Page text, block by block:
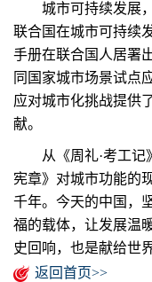
城市可持续发展，
联合国在城市可持续
手册在联合国人居署
同国家城市场景试
应对城市化挑战提供
献。
从《周礼·考工记
宪章》对城市功能的
千年。今天的中国，
福的载体，让发展温
史回响，也是献给世
返回首页>>